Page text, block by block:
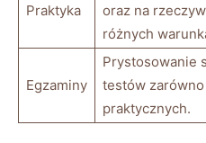
Praktyka
oraz na
różnych
Egzaminy
Prystosowanie
testów
praktycznych.